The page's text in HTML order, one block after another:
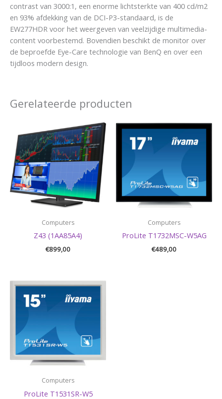
contrast van 3000:1, een enorme lichtsterkte van 400 cd/m2
en 93% afdekking van de DCI-P3-standaard, is de
EW277HDR voor het weergeven van veelzijdige multimedia-
content voorbestemd. Bovendien beschikt de monitor over
de beproefde Eye-Care technologie van BenQ en over een
tijdloos modern design.
Gerelateerde producten
Computers
Z43 (1AA85A4)
€899,00
Computers
ProLite T1732MSC-W5AG
€489,00
Computers
ProLite T1531SR-W5